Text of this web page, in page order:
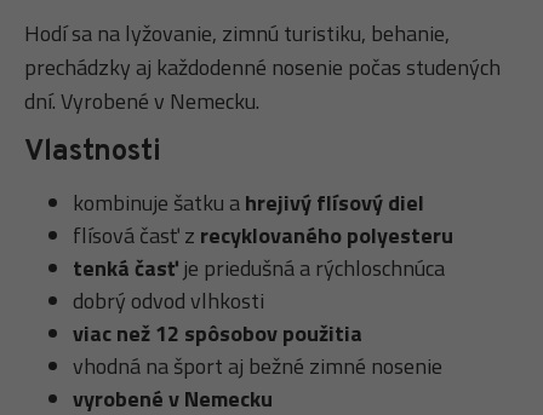
Hodí sa na lyžovanie, zimnú turistiku, behanie,
prechádzky aj každodenné nosenie počas studených
dní. Vyrobené v Nemecku.
Vlastnosti
kombinuje šatku ahrejivý flísový diel
flísová časť z recyklovaného polyesteru
tenká časťje priedušná a rýchloschnúca
dobrý odvod vlhkosti
viac než 12 spôsobov použitia
vhodná na šport aj bežné zimné nosenie
vyrobené v Nemecku